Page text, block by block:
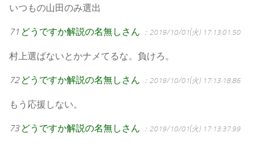
いつもの山田のみ選出
71 どうですか解説の名無しさん ：2019/10/01(火) 17:13:01.50
村上選ばないとかナメてるな。負けろ。
72 どうですか解説の名無しさん ：2019/10/01(火) 17:13:18.86
もう応援しない。
73 どうですか解説の名無しさん ：2019/10/01(火) 17:13:37.99